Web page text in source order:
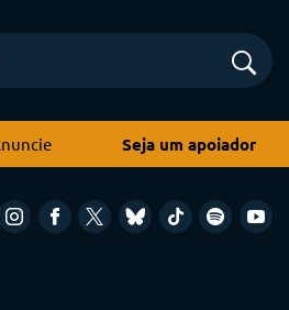
Seja um apoiador